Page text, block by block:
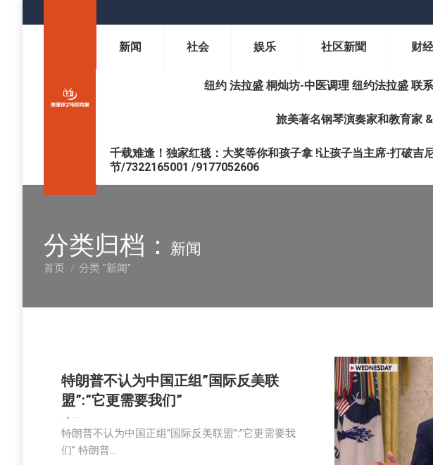
新闻 社会 娱乐 社区新聞 财
纽约 法拉盛 桐灿坊-中医调理 纽约法拉盛
旅美著名钢琴演奏家和教育家
千载难逢！独家红毯：大奖等你和孩子拿 !让孩子当主席-打破
节/7322165001 /9177052606
分类归档： 新闻
您在这里：
首页 分类 "新闻"
特朗普不认为中国正组”国际反美联
盟”:”它更需要我们”
特朗普不认为中国正组”国际反美联盟”:”它更需要我
们” 特朗普…